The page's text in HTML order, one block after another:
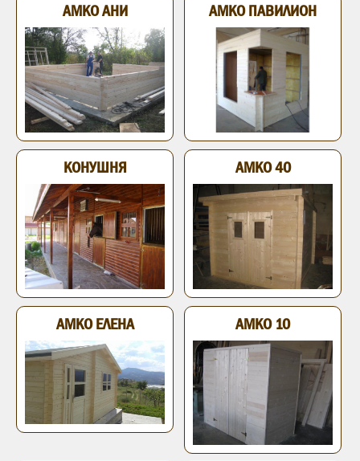
АМКО АНИ АМКО ПАВИЛИОН
КОНУШНЯ АМКО 40
АМКО ЕЛЕНА АМКО 10